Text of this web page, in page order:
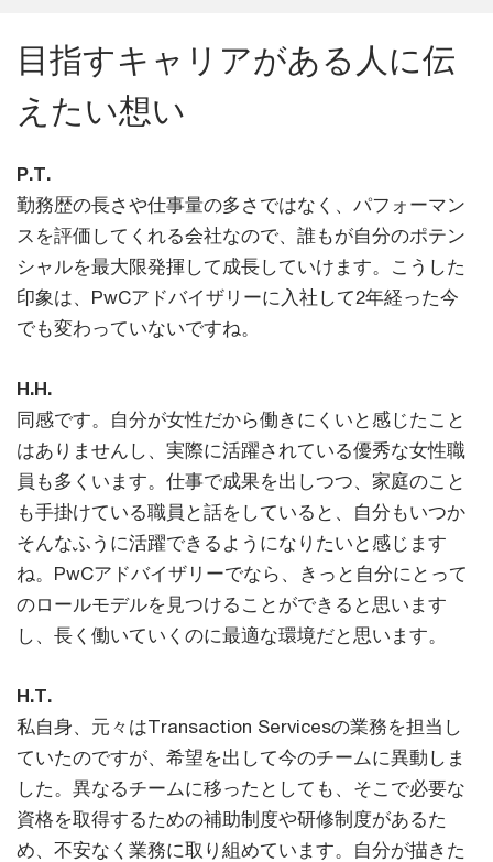
目指すキャリアがある人に伝
えたい想い
P.T.
勤務歴の長さや仕事量の多さではなく、パフォーマン
スを評価してくれる会社なので、誰もが自分のポテン
シャルを最大限発揮して成長していけます。こうした
印象は、PwCアドバイザリーに入社して2年経った今
でも変わっていないですね。
H.H.
同感です。自分が女性だから働きにくいと感じたこと
はありませんし、実際に活躍されている優秀な女性職
員も多くいます。仕事で成果を出しつつ、家庭のこと
も手掛けている職員と話をしていると、自分もいつか
そんなふうに活躍できるようになりたいと感じます
ね。PwCアドバイザリーでなら、きっと自分にとって
のロールモデルを見つけることができると思います
し、長く働いていくのに最適な環境だと思います。
H.T.
私自身、元々はTransaction Servicesの業務を担当し
ていたのですが、希望を出して今のチームに異動しま
した。異なるチームに移ったとしても、そこで必要な
資格を取得するための補助制度や研修制度があるた
め、不安なく業務に取り組めています。自分が描きた